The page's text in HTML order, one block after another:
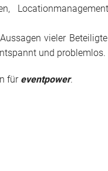
vieler
und problemlos.
für eventpower.